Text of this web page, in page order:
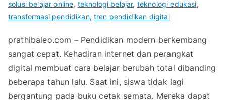
solusi belajar online, teknologi belajar, teknologi edukasi,
transformasi pendidikan,tren pendidikan digital
prathibaleo.com – Pendidikan modern berkembang
sangat cepat. Kehadiran internet dan perangkat
digital membuat cara belajar berubah total dibanding
beberapa tahun lalu. Saat ini, siswa tidak lagi
bergantung pada buku cetak semata. Mereka dapat